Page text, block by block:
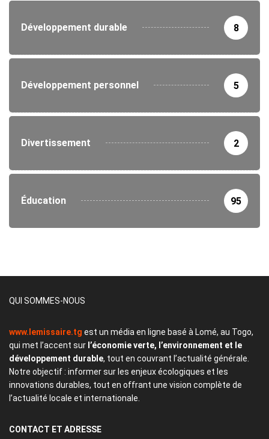
Développement durable 8
Développement personnel 5
Divertissement 2
Éducation 95
QUI SOMMES-NOUS
www.lemissaire.tg est un média en ligne basé à Lomé, au Togo,
qui met l’accent sur l’économie verte, l’environnement et le
développement durable, tout en couvrant l’actualité générale.
Notre objectif : informer sur les enjeux écologiques et les
innovations durables, tout en offrant une vision complète de
l’actualité locale et internationale.
CONTACT ET ADRESSE